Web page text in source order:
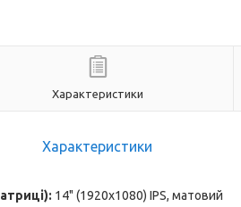
Характеристики
Характеристики
14" (1920x1080) IPS, матовий